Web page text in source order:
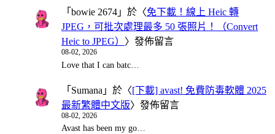
「 bowie 2674 」於〈免下載！線上 Heic 轉
JPEG，可批次處理最多 50 張照片！（Convert
Heic to JPEG）
〉發佈留言
08-02, 2026
Love that I can batc…
「 Sumana 」於〈[下載] avast! 免費防毒軟體 2025
最新繁體中文版〉發佈留言
08-02, 2026
Avast has been my go…